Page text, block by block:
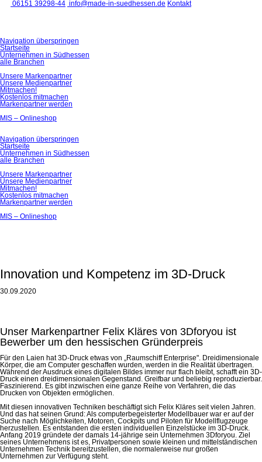
06151 39298-44 info@made-in-suedhessen.de Kontakt
Navigation überspringen
Startseite
Unternehmen in Südhessen
alle Branchen
Unsere Markenpartner
Unsere Medienpartner
Mitmachen!
Kostenlos mitmachen
Markenpartner werden
MIS – Onlineshop
Navigation überspringen
Startseite
Unternehmen in Südhessen
alle Branchen
Unsere Markenpartner
Unsere Medienpartner
Mitmachen!
Kostenlos mitmachen
Markenpartner werden
MIS – Onlineshop
Innovation und Kompetenz im 3D-Druck
30.09.2020
Unser Markenpartner Felix Kläres von 3Dforyou ist
Bewerber um den hessischen Gründerpreis
Für den Laien hat 3D-Druck etwas von „Raumschiff Enterprise". Dreidimensionale
Körper, die am Computer geschaffen wurden, werden in die Realität übertragen.
Während der Ausdruck eines digitalen Bildes immer nur flach bleibt, schafft ein 3D-
Druck einen dreidimensionalen Gegenstand. Greifbar und beliebig reproduzierbar.
Faszinierend. Es gibt inzwischen eine ganze Reihe von Verfahren, die das
Drucken von Objekten ermöglichen.
Mit diesen innovativen Techniken beschäftigt sich Felix Kläres seit vielen Jahren.
Und das hat seinen Grund: Als computerbegeisterter Modellbauer war er auf der
Suche nach Möglichkeiten, Motoren, Cockpits und Piloten für Modellflugzeuge
herzustellen. Es entstanden die ersten individuellen Einzelstücke im 3D-Druck.
Anfang 2019 gründete der damals 14-jährige sein Unternehmen 3Dforyou. Ziel
seines Unternehmens ist es, Privatpersonen sowie kleinen und mittelständischen
Unternehmen Technik bereitzustellen, die normalerweise nur großen
Unternehmen zur Verfügung steht.